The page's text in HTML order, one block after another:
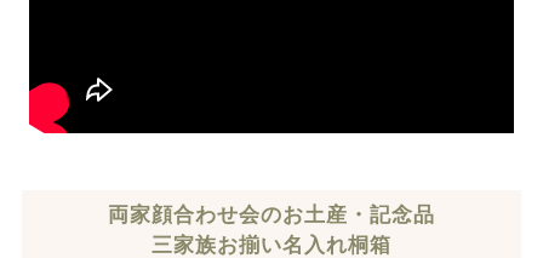
両家顔合わせ会のお土産・記念品
三家族お揃い名入れ桐箱